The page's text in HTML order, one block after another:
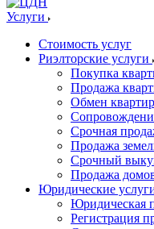
Услуги
Стоимость услуг
Риэлторские услуги
Покупка
Продажа
Обмен
Срочная
Продажа
Срочный
Продажа
Юридические
Юридическая
Регистрация